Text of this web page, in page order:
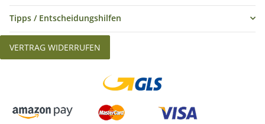
Tipps / Entscheidungshilfen
VERTRAG WIDERRUFEN